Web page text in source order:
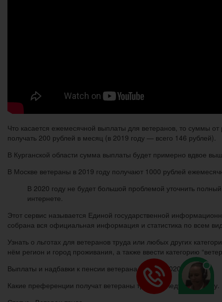
Что касается ежемесячной выплаты для ветеранов, то суммы
получать 200 рублей в месяц (в 2019 году — всего 146 рублей).
В Курганской области сумма выплаты будет примерно вдвое
В Москве ветераны в 2019 году получают 1000 рублей
В 2020 году не будет большой проблемой уточнить
интернете.
Этот сервис называется Единой государственной
собрана вся официальная информация и статистика по всем
Узнать о льготах для ветеранов труда или любых других
нём регион и город проживания, а также ввести категорию
Выплаты и надбавки к пенсии ветерана труда в 2020 году
Какие преференции получат ветераны труда в следующем году.